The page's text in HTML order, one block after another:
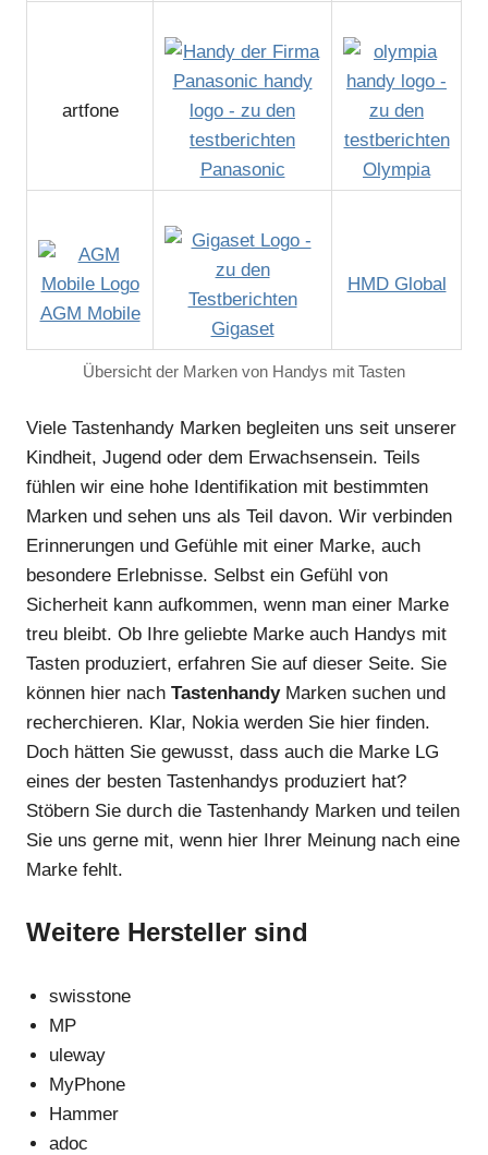
artfone
Panasonic Olympia
AGM Mobile
Gigaset
HMD Global
Übersicht der Marken von Handys mit Tasten
Viele Tastenhandy Marken begleiten uns seit unserer
Kindheit, Jugend oder dem Erwachsensein. Teils
fühlen wir eine hohe Identifikation mit bestimmten
Marken und sehen uns als Teil davon. Wir verbinden
Erinnerungen und Gefühle mit einer Marke, auch
besondere Erlebnisse. Selbst ein Gefühl von
Sicherheit kann aufkommen, wenn man einer Marke
treu bleibt. Ob Ihre geliebte Marke auch Handys mit
Tasten produziert, erfahren Sie auf dieser Seite. Sie
können hier nach Tastenhandy Marken suchen und
recherchieren. Klar, Nokia werden Sie hier finden.
Doch hätten Sie gewusst, dass auch die Marke LG
eines der besten Tastenhandys produziert hat?
Stöbern Sie durch die Tastenhandy Marken und teilen
Sie uns gerne mit, wenn hier Ihrer Meinung nach eine
Marke fehlt.
Weitere Hersteller sind
swisstone
MP
uleway
MyPhone
Hammer
adoc